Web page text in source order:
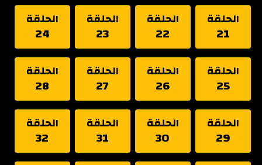
الحلقة
21
الحلقة
22
الحلقة
23
الحلقة
24
الحلقة
25
الحلقة
26
الحلقة
27
الحلقة
28
الحلقة
29
الحلقة
30
الحلقة
31
الحلقة
32